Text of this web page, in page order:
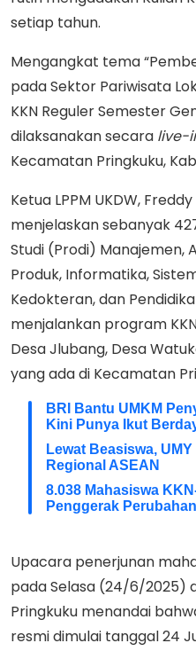
setiap tahun.
Mengangkat tema
pada Sektor Pariwisata
KKN Reguler Semester
dilaksanakan secara live-
Kecamatan Pringkuku,
Ketua LPPM UKDW,
menjelaskan sebanyak
Studi (Prodi) Manajemen,
Produk, Informatika,
Kedokteran, dan
menjalankan program
Desa Jlubang, Desa
yang ada di Kecamatan
BRI Bantu UMKM
Kini Punya Ikut
Lewat Beasiswa,
Regional ASEAN
8.038 Mahasiswa
Penggerak
Upacara penerjunan
pada Selasa (24/6/2025)
Pringkuku menandai
resmi dimulai tanggal 24